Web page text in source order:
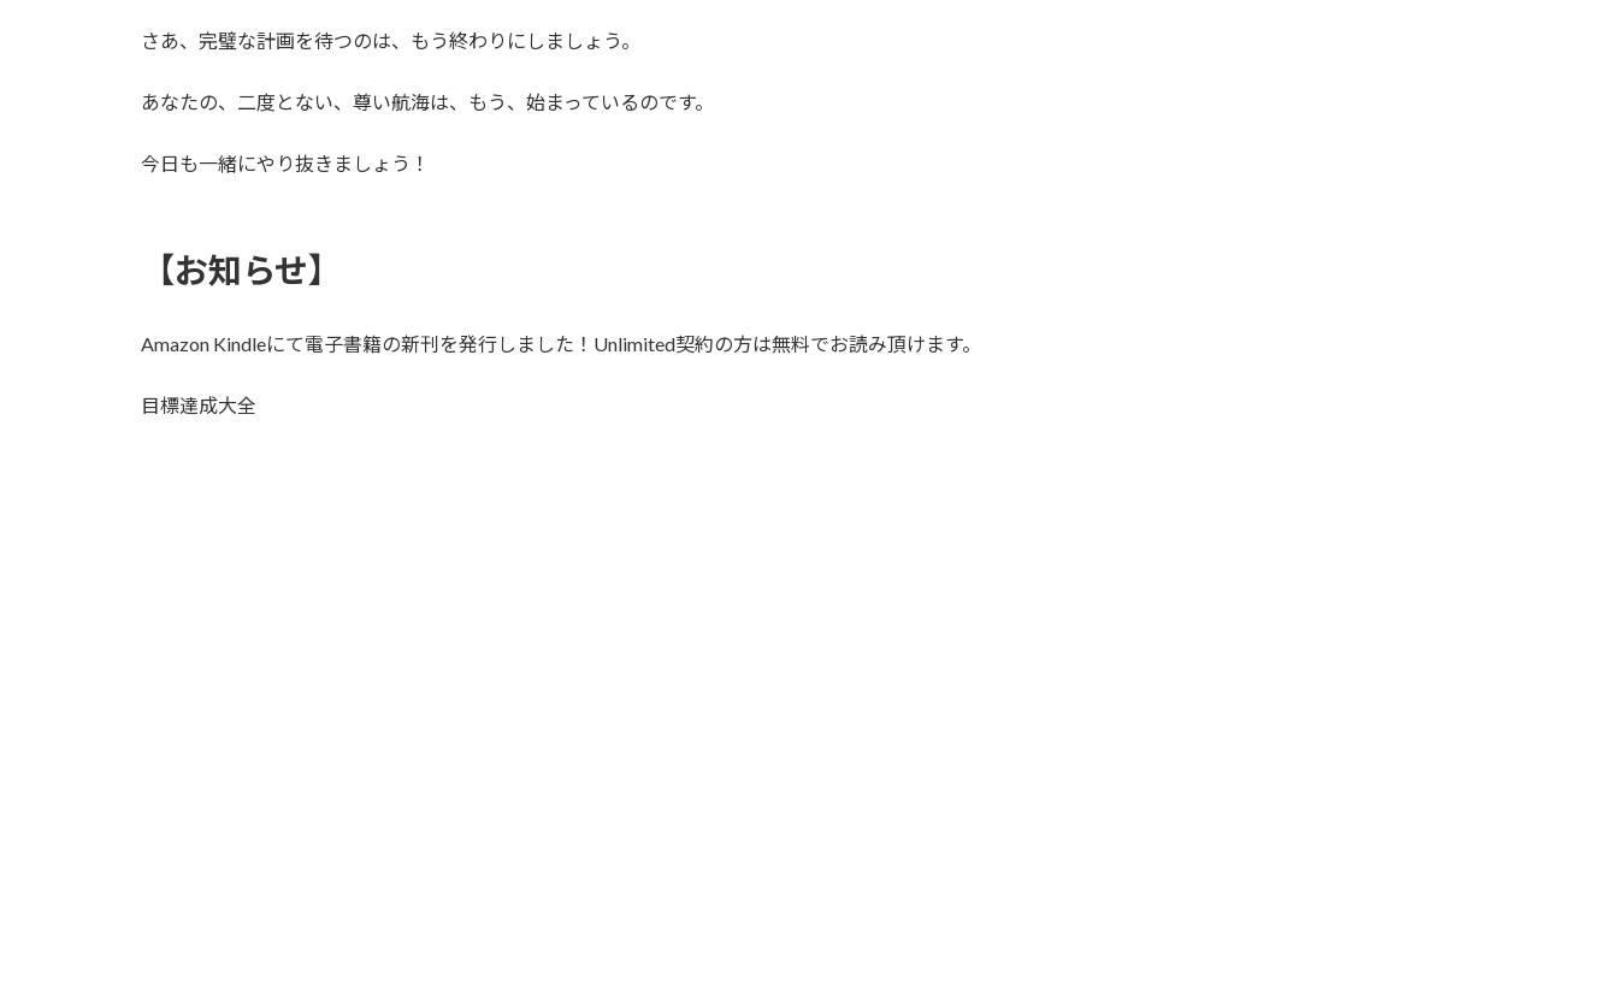
さあ、完璧な計画を待つのは、もう終わりにしましょう。
あなたの、二度とない、尊い航海は、もう、始まっているのです。
今日も一緒にやり抜きましょう！
【お知らせ】
Amazon Kindleにて電子書籍の新刊を発行しました！Unlimited契約の方は無料でお読み頂けます。
目標達成大全